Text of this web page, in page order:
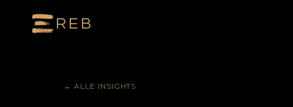
REB
← ALLE INSIGHTS